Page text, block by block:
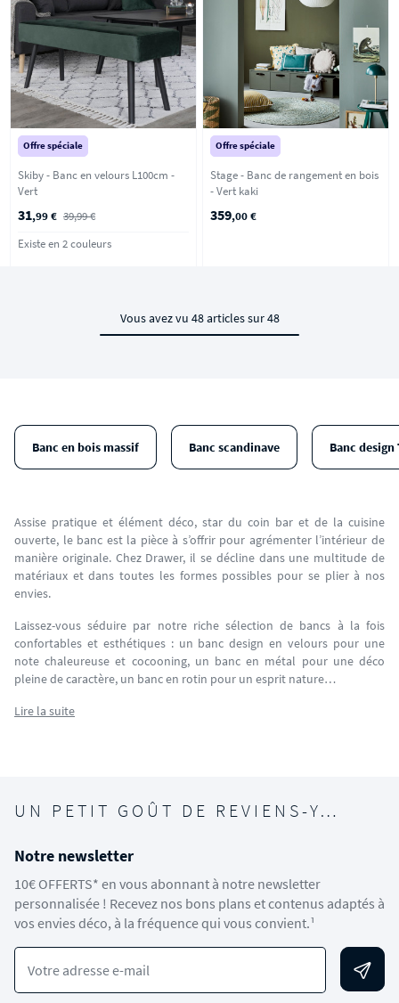
Offre spéciale
Skiby - Banc en velours L100cm -
Vert
31,99 € 39,99 €
Existe en 2 couleurs
Offre spéciale
Stage - Banc de rangement en bois
- Vert kaki
359,00 €
Vous avez vu 48 articles sur 48
Banc en bois massif Banc scandinave Banc design
Assise pratique et élément déco, star du coin bar et de la cuisine
ouverte, le banc est la pièce à s’offrir pour agrémenter l’intérieur de
manière originale. Chez Drawer, il se décline dans une multitude de
matériaux et dans toutes les formes possibles pour se plier à nos
envies.
Laissez-vous séduire par notre riche sélection de bancs à la fois
confortables et esthétiques : un banc design en velours pour une
note chaleureuse et cocooning, un banc en métal pour une déco
pleine de caractère, un banc en rotin pour un esprit nature…
Lire la suite
UN PETIT GOÛT DE REVIENS-Y…
Notre newsletter
10€ OFFERTS* en vous abonnant à notre newsletter
personnalisée ! Recevez nos bons plans et contenus adaptés à
vos envies déco, à la fréquence qui vous convient.¹
Votre adresse e-mail